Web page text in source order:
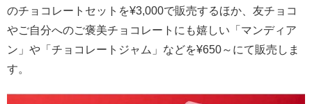
のチョコレートセットを¥3,000で販売するほか、友チョコ
やご自分へのご褒美チョコレートにも嬉しい「マンディア
ン」や「チョコレートジャム」などを¥650～にて販売しま
す。